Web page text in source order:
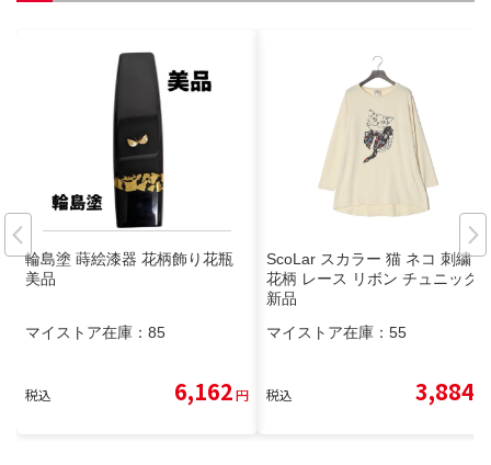
輪島塗 蒔絵漆器 花柄飾り花瓶
美品
マイストア在庫： 85
税込 6,162円
ScoLar スカラー 猫 ネコ 刺繍
花柄 レース リボン チュニック
新品
マイストア在庫： 55
税込 3,884